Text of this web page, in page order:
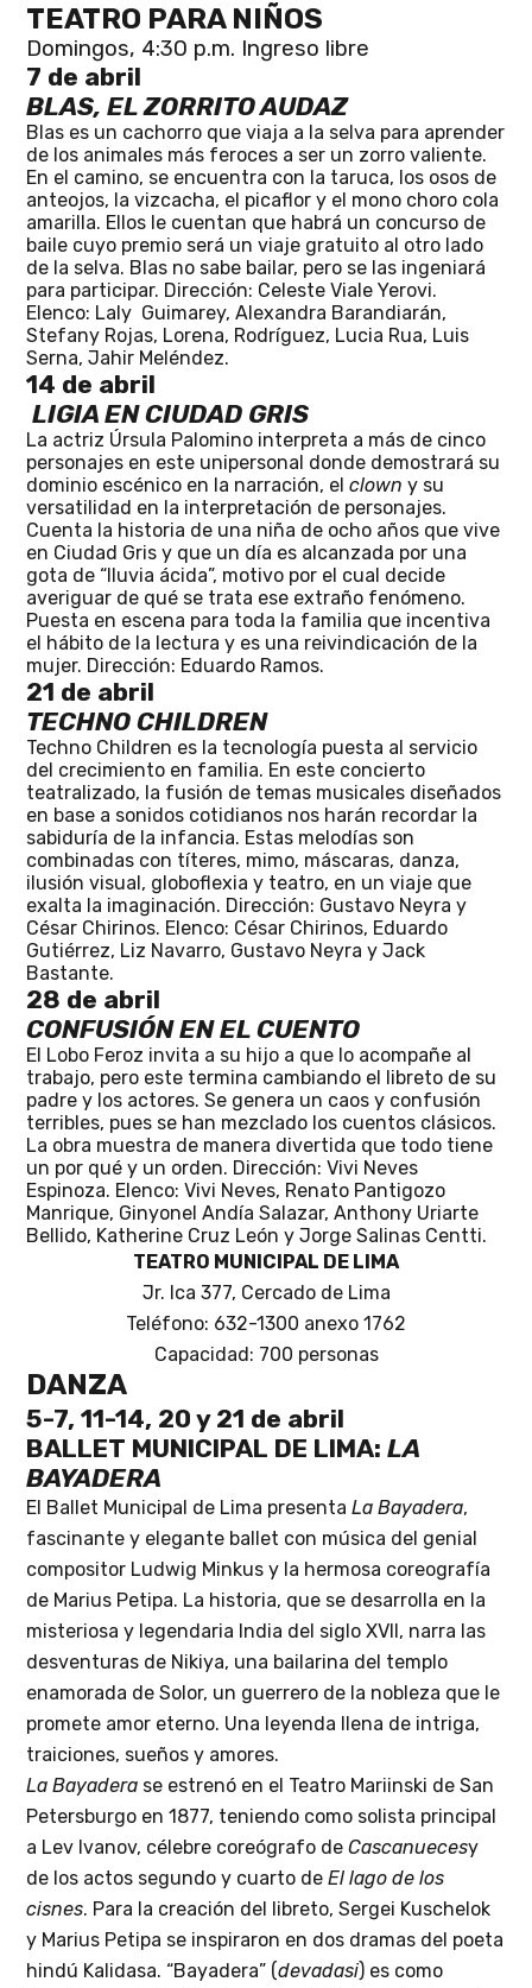
TEATRO PARA NIÑOS
Domingos, 4:30 p.m. Ingreso libre
7 de abril
BLAS, EL ZORRITO AUDAZ
Blas es un cachorro que viaja a la selva para aprender
de los animales más feroces a ser un zorro valiente.
En el camino, se encuentra con la taruca, los osos de
anteojos, la vizcacha, el picaflor y el mono choro cola
amarilla. Ellos le cuentan que habrá un concurso de
baile cuyo premio será un viaje gratuito al otro lado
de la selva. Blas no sabe bailar, pero se las ingeniará
para participar. Dirección: Celeste Viale Yerovi.
Elenco: Laly Guimarey, Alexandra Barandiarán,
Stefany Rojas, Lorena, Rodríguez, Lucia Rua, Luis
Serna, Jahir Meléndez.
14 de abril
LIGIA EN CIUDAD GRIS
La actriz Úrsula Palomino interpreta a más de cinco
personajes en este unipersonal donde demostrará su
dominio escénico en la narración, elclown y su
versatilidad en la interpretación de personajes.
Cuenta la historia de una niña de ocho años que vive
en Ciudad Gris y que un día es alcanzada por una
gota de “lluvia ácida”, motivo por el cual decide
averiguar de qué se trata ese extraño fenómeno.
Puesta en escena para toda la familia que incentiva
el hábito de la lectura y es una reivindicación de la
mujer. Dirección: Eduardo Ramos.
21 de abril
TECHNO CHILDREN
Techno Children es la tecnología puesta al servicio
del crecimiento en familia. En este concierto
teatralizado, la fusión de temas musicales diseñados
en base a sonidos cotidianos nos harán recordar la
sabiduría de la infancia. Estas melodías son
combinadas con títeres, mimo, máscaras, danza,
ilusión visual, globoflexia y teatro, en un viaje que
exalta la imaginación. Dirección: Gustavo Neyra y
César Chirinos. Elenco: César Chirinos, Eduardo
Gutiérrez, Liz Navarro, Gustavo Neyra y Jack
Bastante.
28 de abril
CONFUSIÓN EN EL CUENTO
El Lobo Feroz invita a su hijo a que lo acompañe al
trabajo, pero este termina cambiando el libreto de su
padre y los actores. Se genera un caos y confusión
terribles, pues se han mezclado los cuentos clásicos.
La obra muestra de manera divertida que todo tiene
un por qué y un orden. Dirección: Vivi Neves
Espinoza. Elenco: Vivi Neves, Renato Pantigozo
Manrique, Ginyonel Andía Salazar, Anthony Uriarte
Bellido, Katherine Cruz León y Jorge Salinas Centti.
TEATRO MUNICIPAL DE LIMA
Jr. Ica 377, Cercado de Lima
Teléfono: 632-1300 anexo 1762
Capacidad: 700 personas
DANZA
5-7, 11-14, 20 y 21 de abril
BALLET MUNICIPAL DE LIMA: LA
BAYADERA
El Ballet Municipal de Lima presentaLa Bayadera,
fascinante y elegante ballet con música del genial
compositor Ludwig Minkus y la hermosa coreografía
de Marius Petipa. La historia, que se desarrolla en la
misteriosa y legendaria India del siglo XVII, narra las
desventuras de Nikiya, una bailarina del templo
enamorada de Solor, un guerrero de la nobleza que le
promete amor eterno. Una leyenda llena de intriga,
traiciones, sueños y amores.
La Bayadera se estrenó en el Teatro Mariinski de San
Petersburgo en 1877, teniendo como solista principal
a Lev Ivanov, célebre coreógrafo deCascanuecesy
de los actos segundo y cuarto deEl lago de los
cisnes. Para la creación del libreto, Sergei Kuschelok
y Marius Petipa se inspiraron en dos dramas del poeta
hindú Kalidasa. “Bayadera” (devadasi) es como